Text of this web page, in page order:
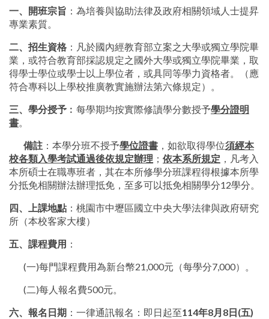
一、開班宗旨 ：為培養與協助法律及政府相關領域人士提昇
專業素質。
二、招生資格 ：凡於國內經教育部立案之大學或獨立學院畢
業，或符合教育部採認規定之國外大學或獨立學院畢業，取
得學士學位或學士以上學位者，或具同等學力資格者。（應
符合專科以上學校推廣教實施辦法第六條規定）。
三、學分授予 ︰每學期均按實際修讀學分數授予學分證明
書。
備註 ：本學分班不授予學位證書 ，如欲取得學位須經本
校各類入學考試通過後依規定辦理 ； 依本系所規定 ，凡考入
本所碩士在職專班者，其在本所修學分班課程得根據本所學
分抵免相關辦法辦理抵免，至多可以抵免相關學分12學分。
四、上課地點 ：桃園市中壢區國立中央大學法律與政府研究
所（本校客家大樓）
五、課程費用 ：
(一)每門課程費用為新台幣21,000元（每學分7,000）。
(二)每人報名費500元。
六、報名日期 ：一律通訊報名：即日起至114年8月8日(五)